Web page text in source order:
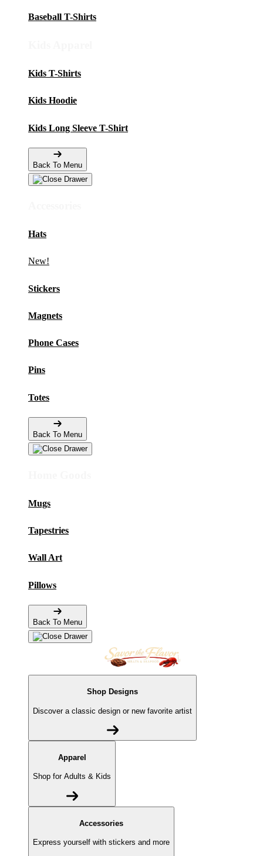
Baseball T-Shirts
Kids T-Shirts
Kids Hoodie
Kids Long Sleeve T-Shirt
Back To Menu
Hats
New!
Stickers
Magnets
Phone Cases
Pins
Totes
Back To Menu
Mugs
Tapestries
Wall Art
Pillows
Back To Menu
Shop Designs
Discover a classic design or new favorite artist
Apparel
Shop for Adults & Kids
Accessories
Express yourself with stickers and more